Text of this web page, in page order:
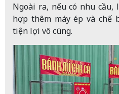
Ngoài ra, nếu có nhu cầu,
hợp thêm máy ép và chế
tiện lợi vô cùng.